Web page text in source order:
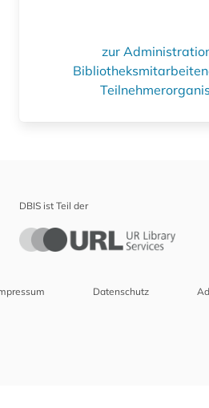
zur
DBIS ist Teil der
Datenschutz